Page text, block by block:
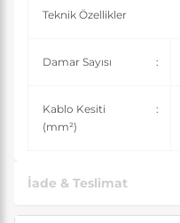
Teknik Özellikler
Damar Sayısı :
Kablo Kesiti
(mm²)
:
İade & Teslimat